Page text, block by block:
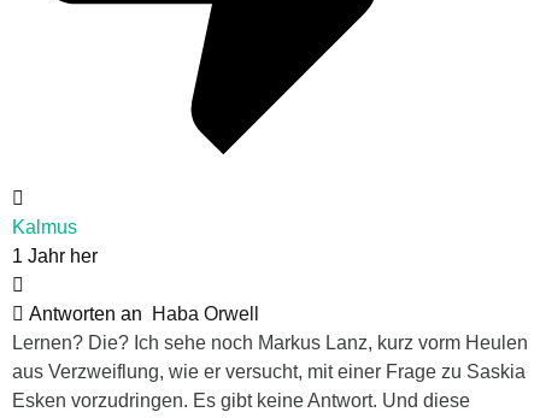
Kalmus
1 Jahr her
Antworten an
Haba Orwell
Lernen? Die? Ich sehe noch Markus Lanz, kurz vorm Heulen
aus Verzweiflung, wie er versucht, mit einer Frage zu Saskia
Esken vorzudringen. Es gibt keine Antwort. Und diese